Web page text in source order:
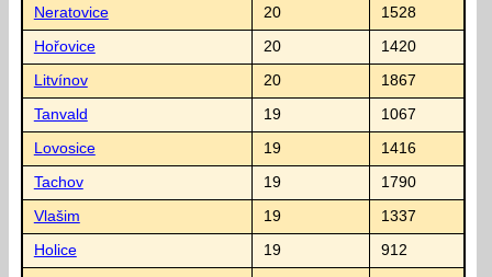
Neratovice 20 1528
Hořovice 20 1420
Litvínov 20 1867
Tanvald 19 1067
Lovosice 19 1416
Tachov 19 1790
Vlašim 19 1337
Holice 19 912